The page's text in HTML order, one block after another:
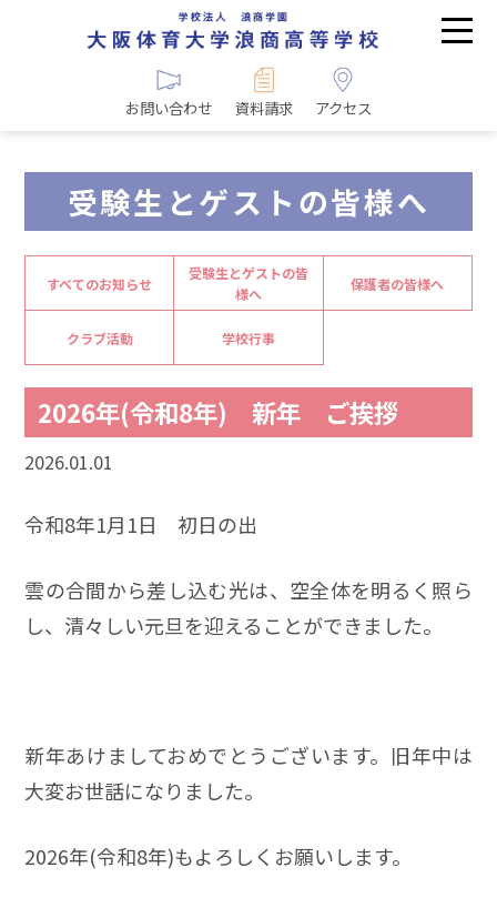
お問い合わせ 資料請求 アクセス
受験生とゲストの皆様へ
すべてのお知らせ
受験生とゲストの皆
様へ
保護者の皆様へ
クラブ活動 学校行事
2026年(令和8年) 新年 ご挨拶
2026.01.01
令和8年1月1日 初日の出
雲の合間から差し込む光は、空全体を明るく照ら
し、清々しい元旦を迎えることができました。
新年あけましておめでとうございます。旧年中は
大変お世話になりました。
2026年(令和8年)もよろしくお願いします。